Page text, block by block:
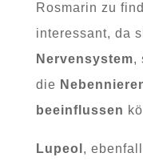
Rosmarin zu
interessant, da
Nervensystem,
die
beeinflussen
Lupeol ,